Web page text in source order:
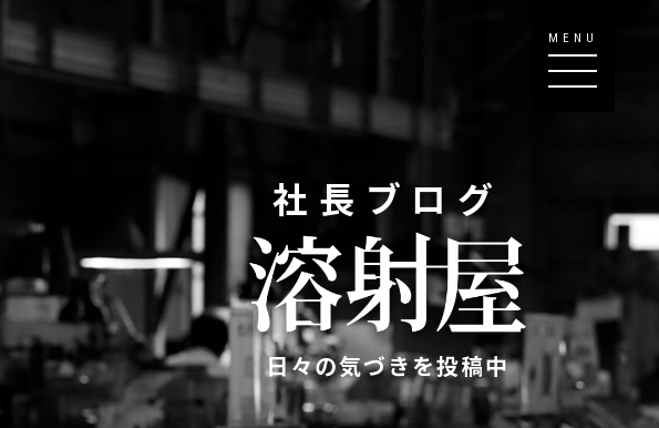
MENU
社長ブログ
日々の気づきを投稿中